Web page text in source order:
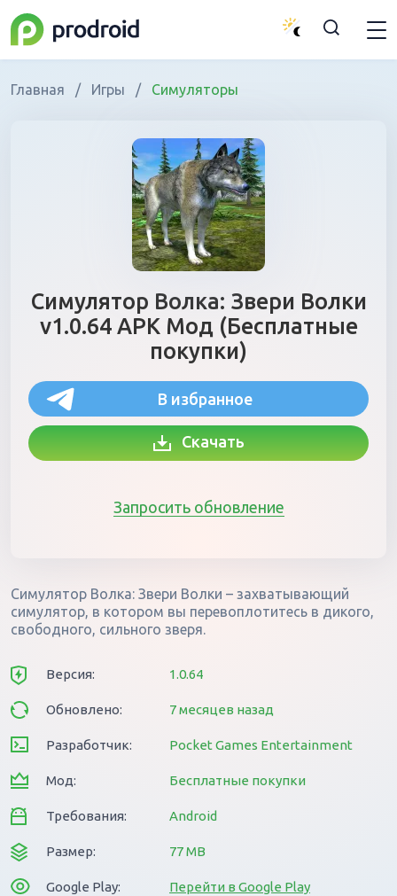
Главная / Игры / Симуляторы
Симулятор Волка: Звери Волки
v1.0.64 APK Мод (Бесплатные
покупки)
В избранное
Скачать
Запросить обновление
Симулятор Волка: Звери Волки – захватывающий
симулятор, в котором вы перевоплотитесь в дикого,
свободного, сильного зверя.
Версия: 1.0.64
Обновлено: 7 месяцев назад
Разработчик: Pocket Games Entertainment
Мод: Бесплатные покупки
Требования: Android
Размер: 77 MB
Google Play: Перейти в Google Play